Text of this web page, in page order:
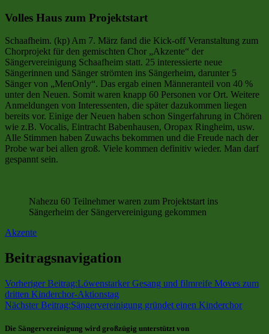
Volles Haus zum Projektstart
Schaafheim. (kp) Am 7. März fand die Kick-off Veranstaltung zum
Chorprojekt für den gemischten Chor „Akzente“ der
Sängervereinigung Schaafheim statt. 25 interessierte neue
Sängerinnen und Sänger strömten ins Sängerheim, darunter 5
Sänger von „MenOnly“. Das ergab einen Männeranteil von 40 %
unter den Neuen. Somit waren knapp 60 Personen vor Ort. Weitere
Anmeldungen von Interessenten, die später dazukommen liegen
bereits vor. Einige der Neuen haben schon Singerfahrung in Chören
wie z.B. Vocalis, Eintracht Babenhausen, Oropax Ringheim, usw.
Alle Stimmen haben Zuwachs bekommen und die Freude nach der
Probe war bei allen groß. Viele kommen definitiv wieder. Man darf
gespannt sein.
Nahezu 60 Teilnehmer waren zum Projektstart ins
Sängerheim der Sängervereinigung gekommen
Akzente
Beitragsnavigation
Vorheriger Beitrag:Löwenstarker Gesang und filmreife Moves zum
dritten Kinderchor-Aktionstag
Nächster Beitrag:Sängervereinigung gründet einen Kinderchor
Die Sängervereinigung wird großzügig unterstützt von